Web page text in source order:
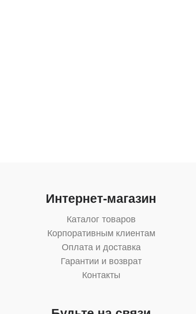
Интернет-магазин
Каталог товаров
Корпоративным клиентам
Оплата и доставка
Гарантии и возврат
Контакты